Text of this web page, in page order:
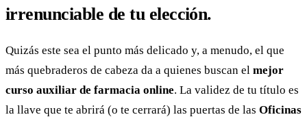
irrenunciable de tu elección.
Quizás este sea el punto más delicado y, a menudo, el que
más quebraderos de cabeza da a quienes buscan el mejor
curso auxiliar de farmacia online. La validez de tu título es
la llave que te abrirá (o te cerrará) las puertas de las Oficinas